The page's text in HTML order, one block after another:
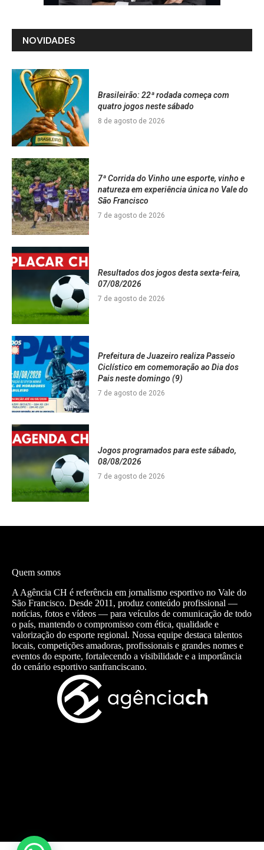
NOVIDADES
Brasileirão: 22ª rodada começa com
quatro jogos neste sábado
8 de agosto de 2026
7ª Corrida do Vinho une esporte, vinho e
natureza em experiência única no Vale do
São Francisco
7 de agosto de 2026
Resultados dos jogos desta sexta-feira,
07/08/2026
7 de agosto de 2026
Prefeitura de Juazeiro realiza Passeio
Ciclístico em comemoração ao Dia dos
Pais neste domingo (9)
7 de agosto de 2026
Jogos programados para este sábado,
08/08/2026
7 de agosto de 2026
Quem somos
A Agência CH é referência em jornalismo esportivo no Vale do
São Francisco. Desde 2011, produz conteúdo profissional —
notícias, fotos e vídeos — para veículos de comunicação de todo
o país, mantendo o compromisso com ética, qualidade e
valorização do esporte regional. Nossa equipe destaca talentos
locais, competições amadoras, profissionais e grandes nomes e
eventos do esporte, fortalecendo a visibilidade e a importância
do cenário esportivo sanfranciscano.